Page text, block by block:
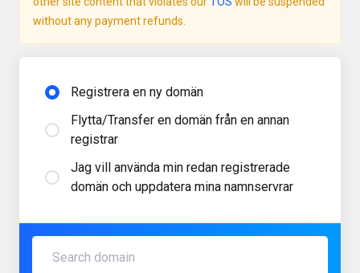
without any payment refunds.
Registrera en ny domän
Flytta/Transfer en domän från en annan
registrar
Jag vill använda min redan registrerade
domän och uppdatera mina namnservrar